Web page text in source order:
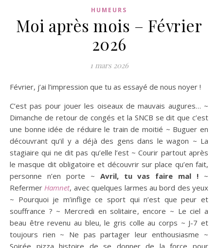
HUMEURS
Moi après mois – Février
2026
1 mars 2026
Février, j’ai l’impression que tu as essayé de nous noyer !
C’est pas pour jouer les oiseaux de mauvais augures… ~
Dimanche de retour de congés et la SNCB se dit que c’est
une bonne idée de réduire le train de moitié ~ Buguer en
découvrant qu’il y a déjà des gens dans le wagon ~ La
stagiaire qui ne dit pas qu’elle l’est ~ Courir partout après
le masque dit obligatoire et découvrir sur place qu’en fait,
personne n’en porte ~ Avril, tu vas faire mal ! ~
RefermerHamnet, avec quelques larmes au bord des yeux
~ Pourquoi je m’inflige ce sport qui n’est que peur et
souffrance ? ~ Mercredi en solitaire, encore ~ Le ciel a
beau être revenu au bleu, le gris colle au corps ~ J-7 et
toujours rien ~ Ne pas partager leur enthousiasme ~